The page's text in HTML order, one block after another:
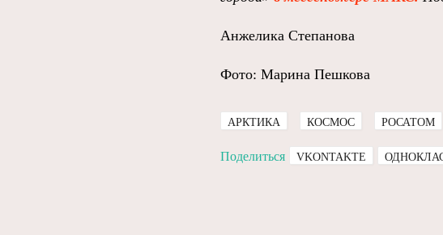
Анжелика Степанова
Фото: Марина Пешкова
АРКТИКА КОСМОС РОСАТОМ
Поделиться VKONTAKTE